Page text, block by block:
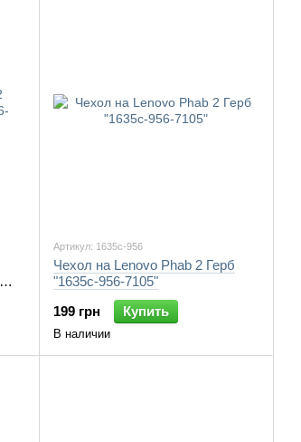
Артикул: 1635c-956
Чехол на Lenovo Phab 2 Герб
"1635c-956-7105"
199 грн
Купить
В наличии